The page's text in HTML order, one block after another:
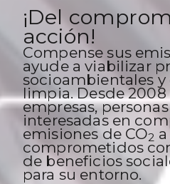
¡Del
acción!
Compense sus
ayude a viabilizar
socioambientales
limpia. Desde
empresas,
interesadas en
emisiones de CO2
comprometidos
de beneficios
para su entorno.